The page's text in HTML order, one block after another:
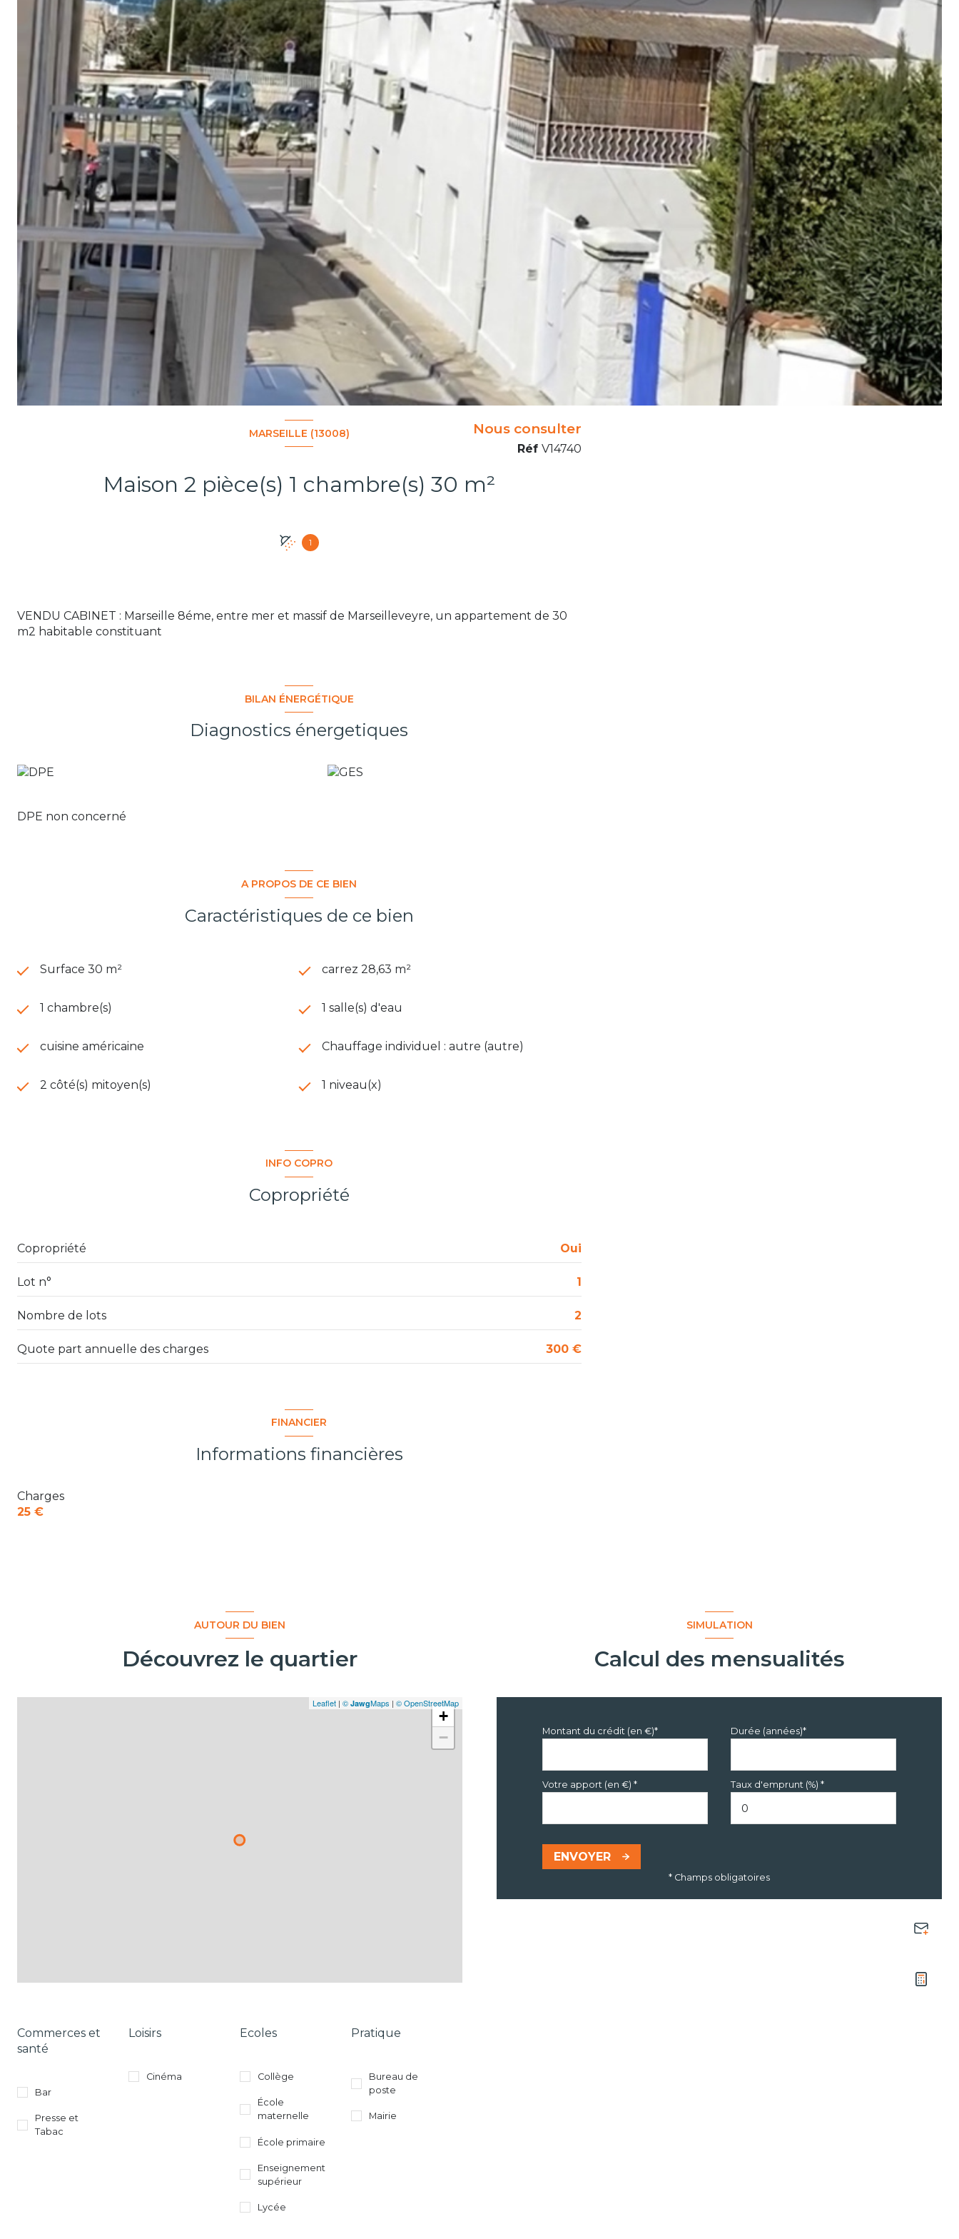
MARSEILLE (13008)
Maison 2 pièce(s) 1 chambre(s) 30 m²
1
Nous consulter
Réf V14740
VENDU CABINET : Marseille 8éme, entre mer et massif de Marseilleveyre, un appartement de 30
m2 habitable constituant
BILAN ÉNERGÉTIQUE
Diagnostics énergetiques
DPE non concerné
A PROPOS DE CE BIEN
Caractéristiques de ce bien
Surface 30 m² carrez 28,63 m²
1 chambre(s) 1 salle(s) d'eau
cuisine américaine Chauffage individuel : autre (autre)
2 côté(s) mitoyen(s) 1 niveau(x)
INFO COPRO
Copropriété
Copropriété Oui
Lot n° 1
Nombre de lots 2
Quote part annuelle des charges 300 €
FINANCIER
Informations financières
Charges
25 €
AUTOUR DU BIEN
Découvrez le quartier
+
−
Leaflet | © JawgMaps | © OpenStreetMap
Commerces et
santé
Bar
Presse et
Tabac
Loisirs
Cinéma
Ecoles
Collège
École
maternelle
École primaire
Enseignement
supérieur
Lycée
Pratique
Bureau de
poste
Mairie
SIMULATION
Calcul des mensualités
Montant du crédit (en €)* Durée (années)*
Votre apport (en €) * Taux d'emprunt (%) *
ENVOYER
* Champs obligatoires